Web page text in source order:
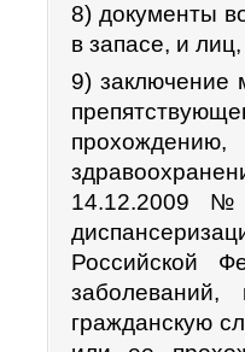
8) документы
в запасе, и
9) заключение
прохождению,
14.12.2009
Российской
заболеваний,
гражданскую